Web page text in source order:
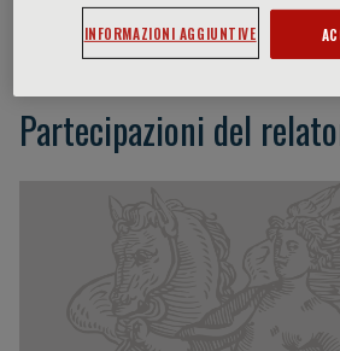
Jong-Won Ha
Partecipazioni del
INFORMAZIONI AGGIUNTIVE